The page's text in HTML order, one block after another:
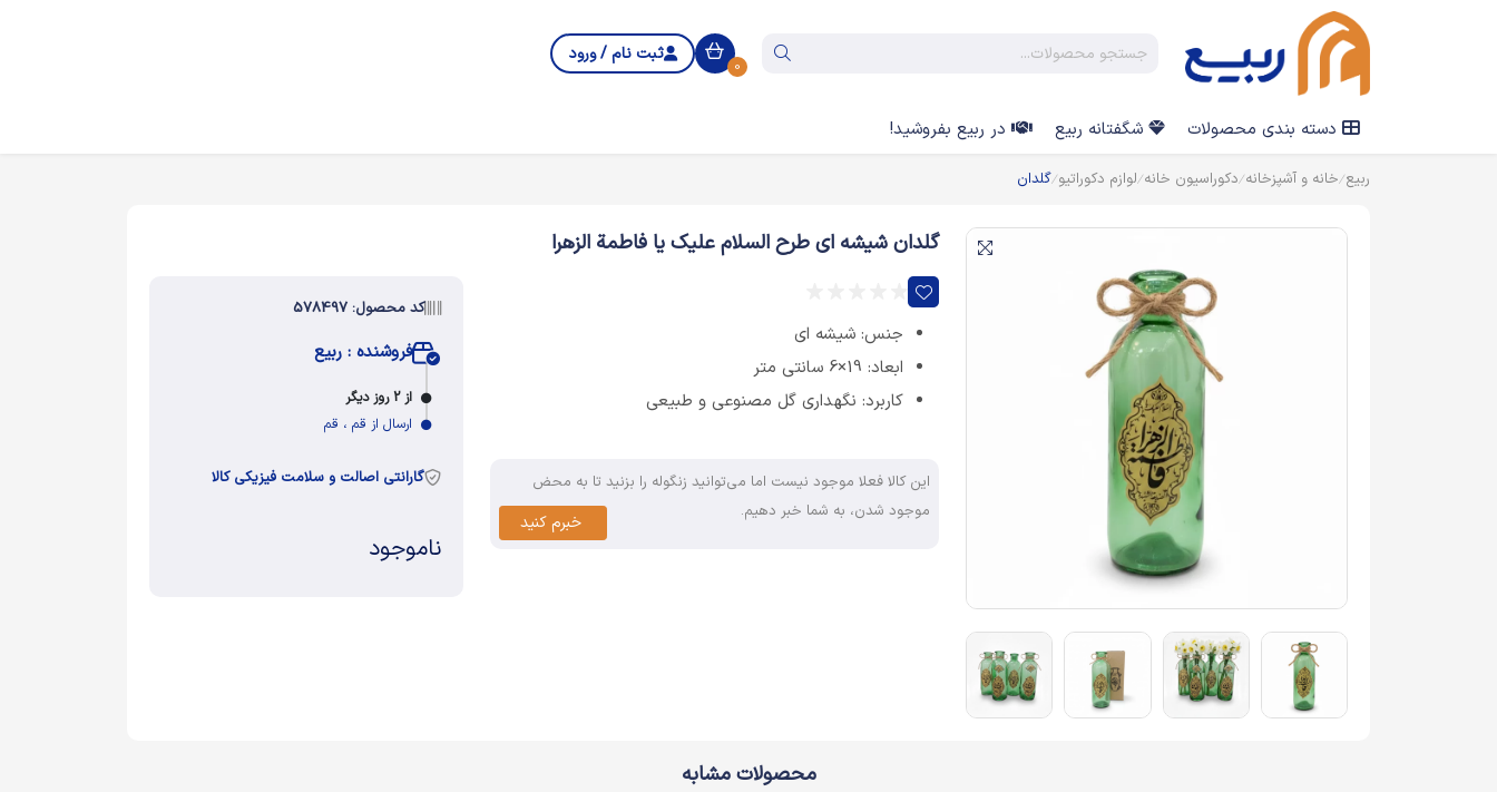
0
ثبت نام / ورود
دسته بندی محصولات شگفتانه ربیع در ربیع بفروشید!
ربیع خانه و آشپزخانه دکوراسیون خانه لوازم دکوراتیو گلدان
گلدان شیشه ای طرح السلام علیک یا فاطمة الزهرا
جنس: شیشه ای
ابعاد: 19×6 سانتی متر
کاربرد: نگهداری گل مصنوعی و طبیعی
این کالا فعلا موجود نیست اما می‌توانید زنگوله را بزنید تا به محض
موجود شدن، به شما خبر دهیم.
خبرم کنید
کد محصول: 578497
فروشنده : ربیع
از 2 روز دیگر
ارسال از قم ، قم
گارانتی اصالت و سلامت فیزیکی کالا
ناموجود
محصولات مشابه